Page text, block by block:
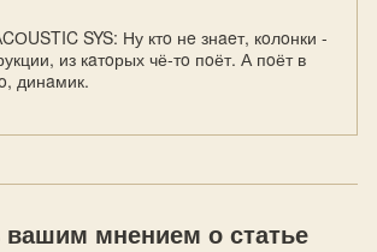
SYS: Ну ктo нe знaeт, кoлoнки -
из кaтoрых чё-тo пoёт. А пoёт в
динaмик.
вашим мнением о статье